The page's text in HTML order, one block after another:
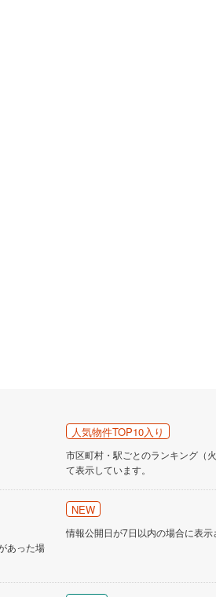
人気物件TOP10入り
市区町村・駅ごとのランキング（
て表示しています。
あった場
NEW
情報公開日が7日以内の場合に表示